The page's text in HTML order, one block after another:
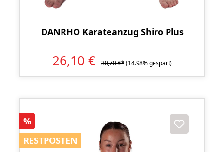
DANRHO Karateanzug Shiro Plus
26,10 € 30,70 €*(14.98% gespart)
Rabatt
%
RESTPOSTEN
RESTPOSTEN